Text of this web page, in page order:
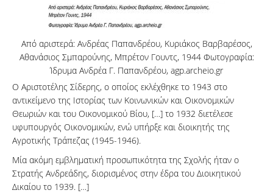
Από αριστερά: Ανδρέας Παπανδρέου, Κυριάκος Βαρβαρέσος,
Αθανάσιος Σμπαρούνης, Μπρέτον Γουντς, 1944 Φωτογραφία:
Ίδρυμα Ανδρέα Γ. Παπανδρέου, agp.archeio.gr
Ο Αριστοτέλης Σίδερης, ο οποίος εκλέχθηκε το 1943 στο
αντικείμενο της Ιστορίας των Κοινωνικών και Οικονομικών
Θεωριών και του Οικονομικού Βίου, […] το 1932 διετέλεσε
υφυπουργός Οικονομικών, ενώ υπήρξε και διοικητής της
Αγροτικής Τράπεζας (1945-1946).
Μία ακόμη εμβληματική προσωπικότητα της Σχολής ήταν ο
Στρατής Ανδρεάδης, διορισμένος στην έδρα του Διοικητικού
Δικαίου το 1939. […]